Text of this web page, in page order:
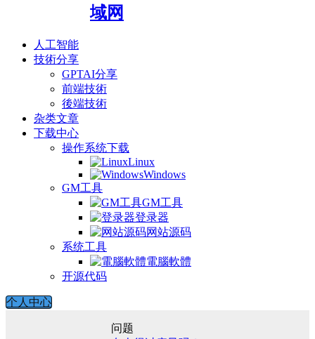
域网
人工智能
技術分享
GPTAI分享
前端技術
後端技術
杂类文章
下载中心
操作系统下载
Linux
Windows
GM工具
GM工具
登录器
网站源码
系统工具
電腦軟體
开源代码
个人中心
问题